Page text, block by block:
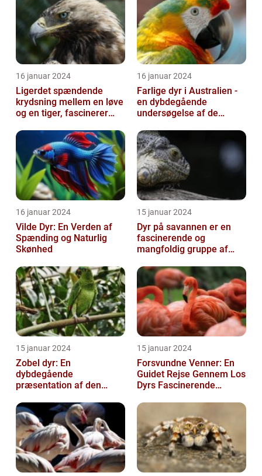
16 januar 2024
Ligerdet spændende
krydsning mellem en løve
og en tiger, fascinerer
verden
16 januar 2024
Farlige dyr i Australien -
en dybdegående
undersøgelse af de
16 januar 2024
Vilde Dyr: En Verden af
Spænding og Naturlig
Skønhed
15 januar 2024
Dyr på savannen er en
fascinerende og
mangfoldig gruppe af
sig det hårde o...
15 januar 2024
Zobel dyr: En
dybdegående
præsentation af den
15 januar 2024
Forsvundne Venner: En
Guidet Rejse Gennem Los
Dyrs Fascinerende